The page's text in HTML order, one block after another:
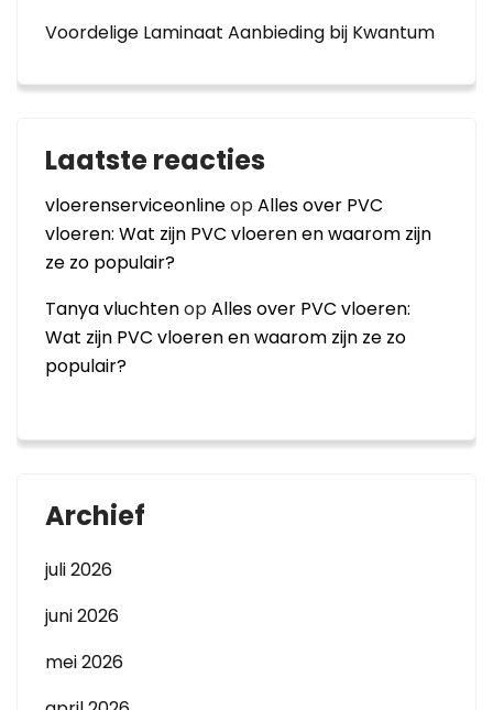
Voordelige Laminaat Aanbieding bij Kwantum
Laatste reacties
vloerenserviceonlineopAlles over PVC
vloeren: Wat zijn PVC vloeren en waarom zijn
ze zo populair?
Tanya vluchtenopAlles over PVC vloeren:
Wat zijn PVC vloeren en waarom zijn ze zo
populair?
Archief
juli 2026
juni 2026
mei 2026